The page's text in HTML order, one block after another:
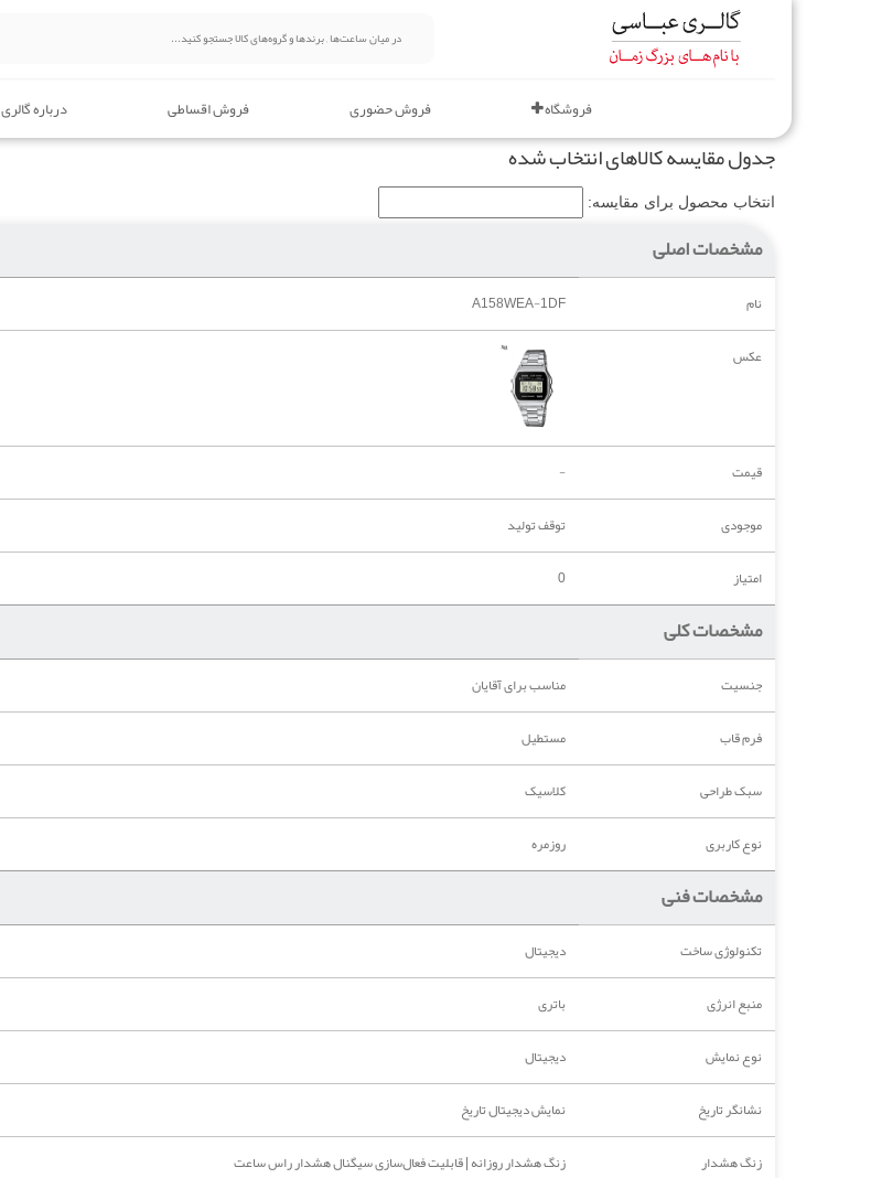
فروشگاه فروش حضوری فروش اقساطی درباره گالری
جدول مقایسه کالاهای انتخاب شده
انتخاب محصول برای مقایسه:
مشخصات اصلی
نام
A158WEA-1DF
عکس
قیمت
-
موجودی
توقف تولید
امتیاز
0
مشخصات کلی
جنسیت
مناسب برای آقایان
فرم قاب
مستطیل
سبک طراحی
کلاسیک
نوع کاربری
روزمره
مشخصات فنی
تکنولوژی ساخت
دیجیتال
منبع انرژی
باتری
نوع نمایش
دیجیتال
نشانگر تاریخ
نمایش دیجیتال تاریخ
زنگ هشدار
زنگ هشدار روزانه | قابلیت فعال‌سازی سیگنال هشدار راس ساعت